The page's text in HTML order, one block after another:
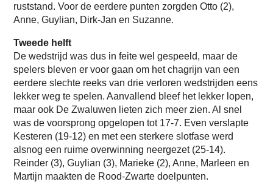
ruststand. Voor de eerdere punten zorgden Otto (2),
Anne, Guylian, Dirk-Jan en Suzanne.
Tweede helft
De wedstrijd was dus in feite wel gespeeld, maar de
spelers bleven er voor gaan om het chagrijn van een
eerdere slechte reeks van drie verloren wedstrijden eens
lekker weg te spelen. Aanvallend bleef het lekker lopen,
maar ook De Zwaluwen lieten zich meer zien. Al snel
was de voorsprong opgelopen tot 17-7. Even verslapte
Kesteren (19-12) en met een sterkere slotfase werd
alsnog een ruime overwinning neergezet (25-14).
Reinder (3), Guylian (3), Marieke (2), Anne, Marleen en
Martijn maakten de Rood-Zwarte doelpunten.